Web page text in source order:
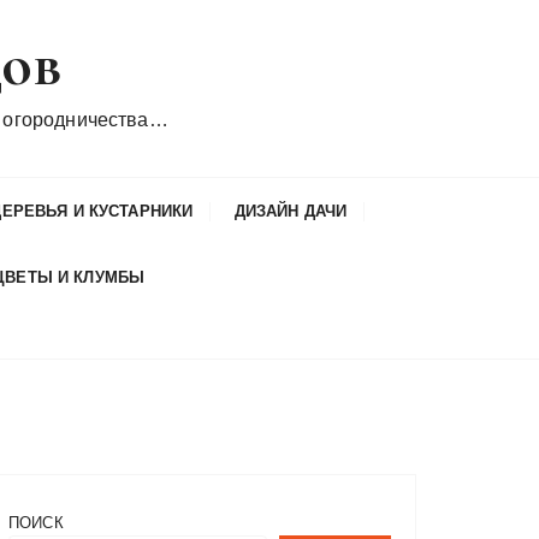
И КУСТАРНИКИ ДИЗАЙН ДАЧИ
И КЛУМБЫ
ПОИСК